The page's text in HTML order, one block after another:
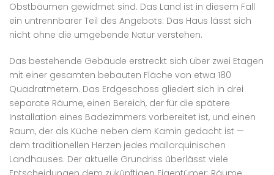
Obstbäumen gewidmet sind. Das Land ist in diesem Fall
ein untrennbarer Teil des Angebots: Das Haus lässt sich
nicht ohne die umgebende Natur verstehen.
Das bestehende Gebäude erstreckt sich über zwei Etagen
mit einer gesamten bebauten Fläche von etwa 180
Quadratmetern. Das Erdgeschoss gliedert sich in drei
separate Räume, einen Bereich, der für die spätere
Installation eines Badezimmers vorbereitet ist, und einen
Raum, der als Küche neben dem Kamin gedacht ist —
dem traditionellen Herzen jedes mallorquinischen
Landhauses. Der aktuelle Grundriss überlässt viele